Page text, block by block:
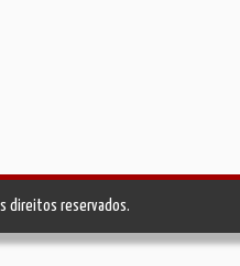
direitos reservados.